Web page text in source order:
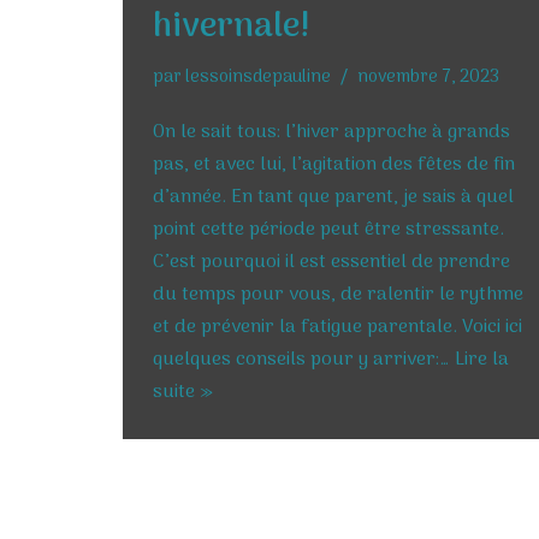
hivernale!
par lessoinsdepauline novembre 7, 2023
On le sait tous: l’hiver approche à grands
pas, et avec lui, l’agitation des fêtes de fin
d’année. En tant que parent, je sais à quel
point cette période peut être stressante.
C’est pourquoi il est essentiel de prendre
du temps pour vous, de ralentir le rythme
et de prévenir la fatigue parentale. Voici ici
quelques conseils pour y arriver:… Lire la
suite »